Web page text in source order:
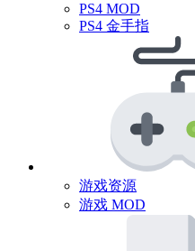
PS4 MOD
PS4 金手指
游戏资源
游戏 MOD